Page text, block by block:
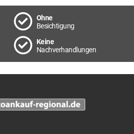
Ohne
Besichtigung
Keine
Nachverhandlungen